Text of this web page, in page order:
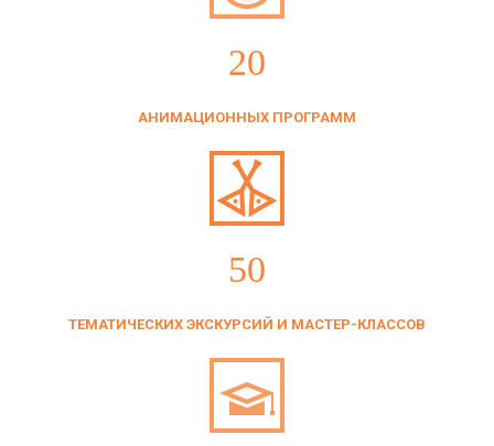
20
АНИМАЦИОННЫХ ПРОГРАММ
50
ТЕМАТИЧЕСКИХ ЭКСКУРСИЙ И МАСТЕР-КЛАССОВ